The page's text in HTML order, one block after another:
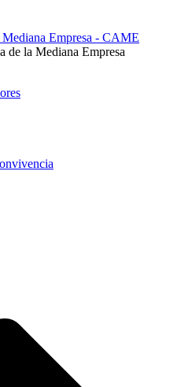
de la Mediana Empresa